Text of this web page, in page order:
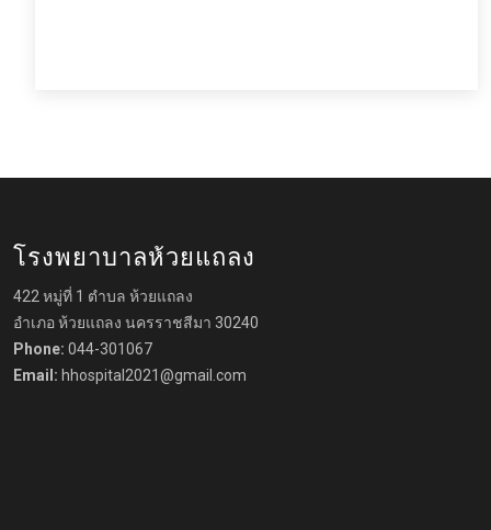
โรงพยาบาลห้วยแถลง
422 หมู่ที่ 1 ตำบล ห้วยแถลง
อำเภอ ห้วยแถลง นครราชสีมา 30240
Phone: 044-301067
Email: hhospital2021@gmail.com